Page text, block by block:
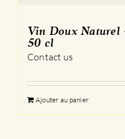
Vin Doux Naturel
50 cl
Contact us
Ajouter au panier